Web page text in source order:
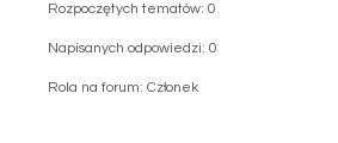
Rozpoczętych tematów: 0
Napisanych odpowiedzi: 0
Rola na forum: Członek